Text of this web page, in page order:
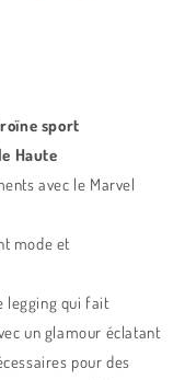
sport
Haute
avec le Marvel
mode et
legging qui fait
un glamour éclatant
pour des